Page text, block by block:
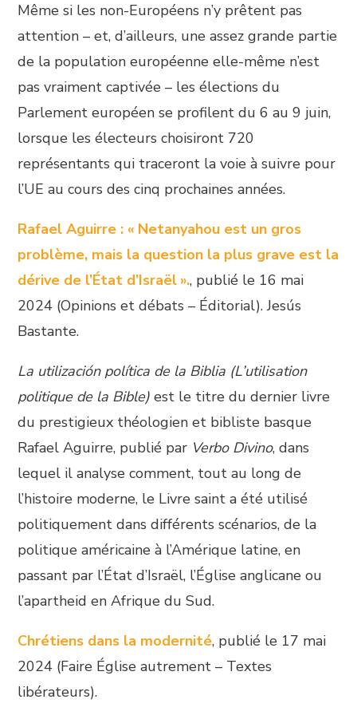
Même si les non-Européens n’y prêtent pas
attention – et, d’ailleurs, une assez grande partie
de la population européenne elle-même n’est
pas vraiment captivée – les élections du
Parlement européen se profilent du 6 au 9 juin,
lorsque les électeurs choisiront 720
représentants qui traceront la voie à suivre pour
l’UE au cours des cinq prochaines années.
Rafael Aguirre : « Netanyahou est un gros
problème, mais la question la plus grave est la
dérive de l’État d’Israël »., publié le 16 mai
2024 (Opinions et débats – Éditorial). Jesús
Bastante.
La utilización política de la Biblia (L’utilisation
politique de la Bible) est le titre du dernier livre
du prestigieux théologien et bibliste basque
Rafael Aguirre, publié par Verbo Divino, dans
lequel il analyse comment, tout au long de
l’histoire moderne, le Livre saint a été utilisé
politiquement dans différents scénarios, de la
politique américaine à l’Amérique latine, en
passant par l’État d’Israël, l’Église anglicane ou
l’apartheid en Afrique du Sud.
Chrétiens dans la modernité, publié le 17 mai
2024 (Faire Église autrement – Textes
libérateurs).